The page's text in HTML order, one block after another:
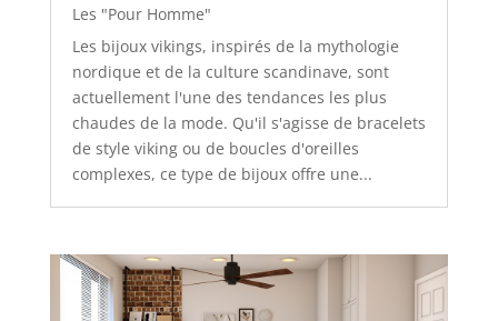
Les "Pour Homme"
Les bijoux vikings, inspirés de la mythologie
nordique et de la culture scandinave, sont
actuellement l'une des tendances les plus
chaudes de la mode. Qu'il s'agisse de bracelets
de style viking ou de boucles d'oreilles
complexes, ce type de bijoux offre une...